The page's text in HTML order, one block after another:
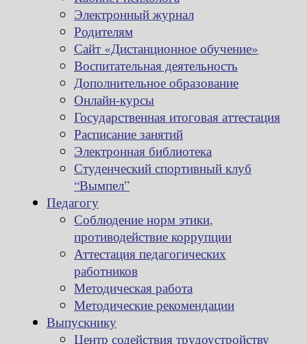
Электронный журнал
Родителям
Сайт «Дистанционное обучение»
Воспитательная деятельность
Дополнительное образование
Онлайн-курсы
Государственная итоговая аттестация
Расписание занятий
Электронная библиотека
Студенческий спортивный клуб
“Вымпел”
Педагогу
Соблюдение норм этики,
противодействие коррупции
Аттестация педагогических
работников
Методическая работа
Методические рекомендации
Выпускнику
Центр содействия трудоустройству